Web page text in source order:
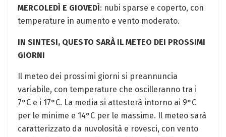
MERCOLEDÌ E GIOVEDÌ: nubi sparse e coperto, con
temperature in aumento e vento moderato.
IN SINTESI, QUESTO SARÀ IL METEO DEI PROSSIMI
GIORNI
Il meteo dei prossimi giorni si preannuncia
variabile, con temperature che oscilleranno tra i
7°C e i 17°C. La media si attesterà intorno ai 9°C
per le minime e 14°C per le massime. Il meteo sarà
caratterizzato da nuvolosità e rovesci, con vento